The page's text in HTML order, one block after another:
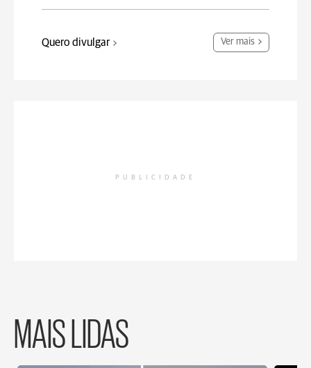
Quero divulgar Ver mais
PUBLICIDADE
MAIS LIDAS